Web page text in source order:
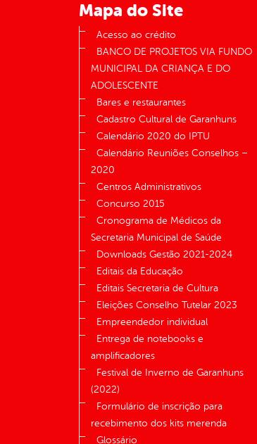
Mapa do Site
Acesso ao crédito
BANCO DE PROJETOS VIA FUNDO
MUNICIPAL DA CRIANÇA E DO
ADOLESCENTE
Bares e restaurantes
Cadastro Cultural de Garanhuns
Calendário 2020 do IPTU
Calendário Reuniões Conselhos –
2020
Centros Administrativos
Concurso 2015
Cronograma de Médicos da
Secretaria Municipal de Saúde
Downloads Gestão 2021-2024
Editais da Educação
Editais Secretaria de Cultura
Eleições Conselho Tutelar 2023
Empreendedor individual
Entrega de notebooks e
amplificadores
Festival de Inverno de Garanhuns
(2022)
Formulário de inscrição para
recebimento dos kits merenda
Glossário